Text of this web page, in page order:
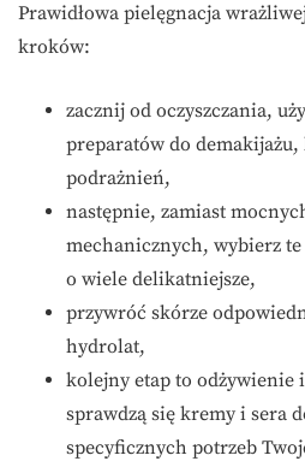
Prawidłowa pielęgnacja
kroków:
zacznij od oczyszczania,
preparatów do
podrażnień,
następnie, zamiast
mechanicznych, wybierz
o wiele delikatniejsze,
przywróć skórze
hydrolat,
kolejny etap to odżywienie
sprawdzą się kremy i sera
specyficznych potrzeb